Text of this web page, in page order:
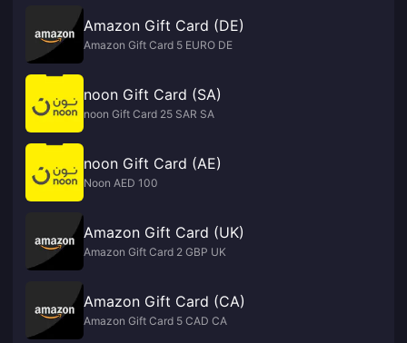
Amazon Gift Card (DE)
Amazon Gift Card 5 EURO DE
noon Gift Card (SA)
noon Gift Card 25 SAR SA
noon Gift Card (AE)
Noon AED 100
Amazon Gift Card (UK)
Amazon Gift Card 2 GBP UK
Amazon Gift Card (CA)
Amazon Gift Card 5 CAD CA